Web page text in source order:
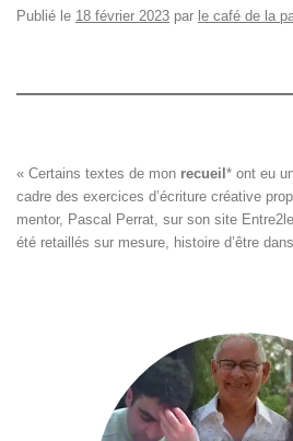
Publié le 18 février 2023 par le café de la
« Certains textes de mon recueil * ont eu
cadre des exercices d’écriture créative
mentor, Pascal Perrat, sur son site
été retaillés sur mesure, histoire d’être